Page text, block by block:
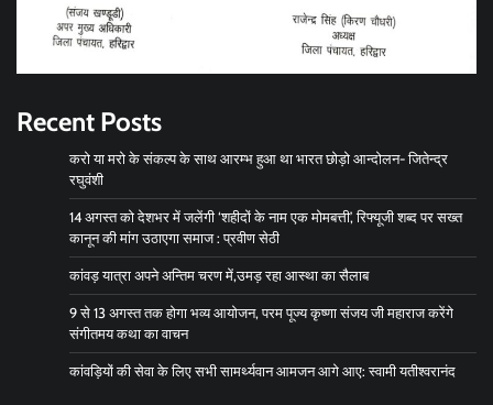
Recent Posts
करो या मरो के संकल्प के साथ आरम्भ हुआ था भारत छोड़ो आन्दोलन- जितेन्द्र
रघुवंशी
14 अगस्त को देशभर में जलेंगी ‘शहीदों के नाम एक मोमबत्ती’, रिफ्यूजी शब्द पर सख्त
कानून की मांग उठाएगा समाज : प्रवीण सेठी
कांवड़ यात्रा अपने अन्तिम चरण में,उमड़ रहा आस्था का सैलाब
9 से 13 अगस्त तक होगा भव्य आयोजन, परम पूज्य कृष्णा संजय जी महाराज करेंगे
संगीतमय कथा का वाचन
कांवड़ियों की सेवा के लिए सभी सामर्थ्यवान आमजन आगे आए: स्वामी यतीश्वरानंद